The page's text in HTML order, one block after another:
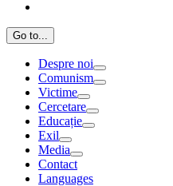
Go to...
Despre noi
Comunism
Victime
Cercetare
Educație
Exil
Media
Contact
Languages